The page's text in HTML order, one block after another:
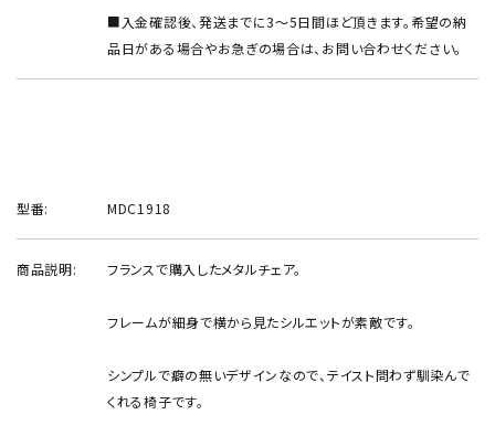
■入金確認後、発送までに3～5日間ほど頂きます。希望の納
品日がある場合やお急ぎの場合は、お問い合わせください。
型番: MDC1918
商品説明: フランスで購入したメタルチェア。
フレームが細身で横から見たシルエットが素敵です。
シンプルで癖の無いデザインなので、テイスト問わず馴染んで
くれる椅子です。